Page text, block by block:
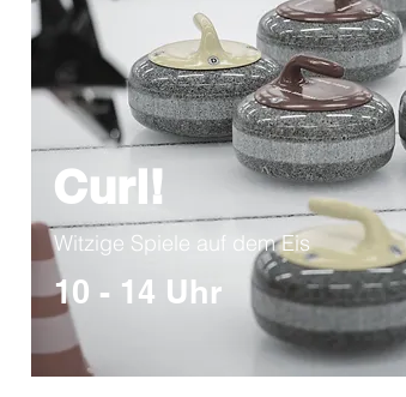
Curl!
Witzige Spiele auf dem Eis
10 - 14 Uhr